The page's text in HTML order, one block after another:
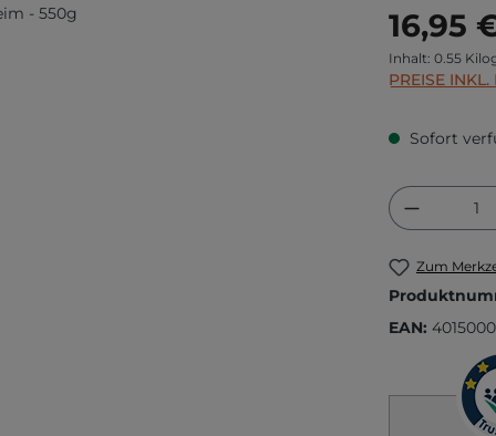
Regulärer
16,95
Inhalt: 0.55
PREISE
Sofort
Zum
EAN: